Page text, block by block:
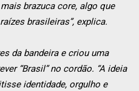
brazuca core, algo que
brasileiras”, explica.
da bandeira e criou uma
“Brasil” no cordão. “A ideia
identidade, orgulho e